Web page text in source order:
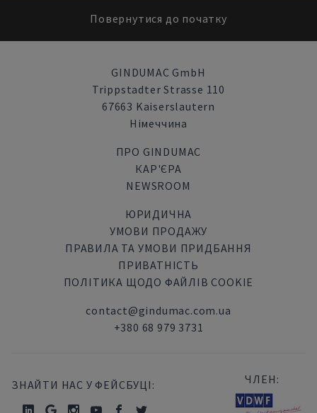
Повернутися до початку
GINDUMAC GmbH
Trippstadter Strasse 110
67663 Kaiserslautern
Німеччина
ПРО GINDUMAC
КАР'ЄРА
NEWSROOM
ЮРИДИЧНА
УМОВИ ПРОДАЖУ
ПРАВИЛА ТА УМОВИ ПРИДБАННЯ
ПРИВАТНІСТЬ
ПОЛІТИКА ЩОДО ФАЙЛІВ COOKIE
contact@gindumac.com.ua
+380 68 979 3731
ЗНАЙТИ НАС У ФЕЙСБУЦІ: ЧЛЕН: